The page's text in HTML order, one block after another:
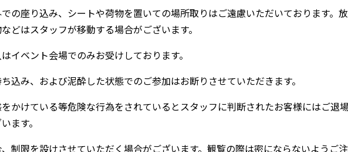
の座り込み、シートや荷物を置いての場所取りはご遠慮いただいております。放
どはスタッフが移動する場合がございます。
イベント会場でのみお受けしております。
込み、および泥酔した状態でのご参加はお断りさせていただきます。
かけている等危険な行為をされているとスタッフに判断されたお客様にはご退
ます。
制限を設けさせていただく場合がございます。観覧の際は密にならないようご注